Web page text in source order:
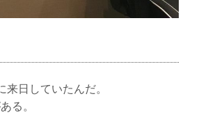
日していたんだ。
る。